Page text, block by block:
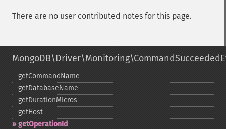
There are no user contributed notes for this page.
getCommandName
getDatabaseName
getDurationMicros
getHost
getOperationId